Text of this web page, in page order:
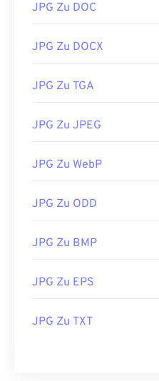
JPG Zu DOC
JPG Zu DOCX
JPG Zu TGA
JPG Zu JPEG
JPG Zu WebP
JPG Zu ODD
JPG Zu BMP
JPG Zu EPS
JPG Zu TXT